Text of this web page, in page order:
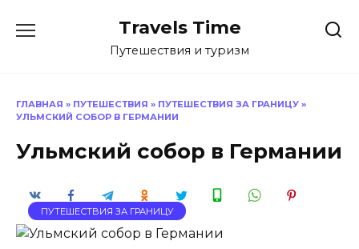
Travels Time
Путешествия и туризм
ГЛАВНАЯ » ПУТЕШЕСТВИЯ » ПУТЕШЕСТВИЯ ЗА ГРАНИЦУ »
УЛЬМСКИЙ СОБОР В ГЕРМАНИИ
Ульмский собор в Германии
ПУТЕШЕСТВИЯ ЗА ГРАНИЦУ